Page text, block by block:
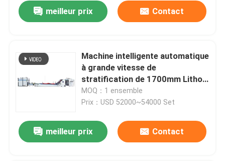
meilleur prix Contact
Machine intelligente automatique
à grande vitesse de
stratification de 1700mm Litho
avec l'empileur de palette de
lamineur
MOQ：1 ensemble
Prix：USD 52000~54000 Set
meilleur prix Contact